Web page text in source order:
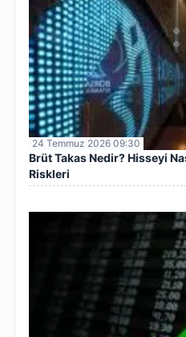
24 Temmuz 2026 09:30
Brüt Takas Nedir? Hisseyi
Riskleri